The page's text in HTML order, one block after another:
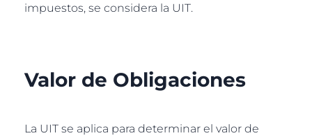
impuestos, se considera la UIT.
Valor de Obligaciones
La UIT se aplica para determinar el valor de